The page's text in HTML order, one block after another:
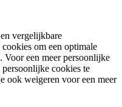
vergelijkbare
om een optimale
Voor een meer persoonlijke
cookies te
ook weigeren voor een meer